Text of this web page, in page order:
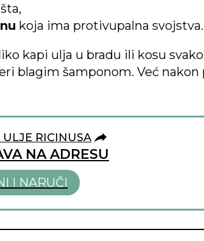
koja ima protivupalna svojstva.
kapi ulja u bradu ili kosu
blagim šamponom. Već nakon
ULJE RICINUSA
NA ADRESU
I NARUČI